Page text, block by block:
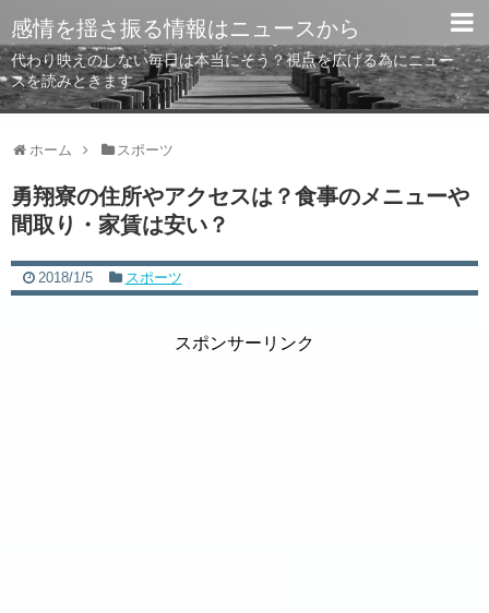
感情を揺さ振る情報はニュースから
代わり映えのしない毎日は本当にそう？視点を広げる為にニュー
スを読みときます
ホーム スポーツ
勇翔寮の住所やアクセスは？食事のメニューや
間取り・家賃は安い？
2018/1/5 スポーツ
スポンサーリンク